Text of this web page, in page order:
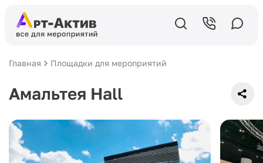
Главная Площадки для мероприятий
Амальтея Hall